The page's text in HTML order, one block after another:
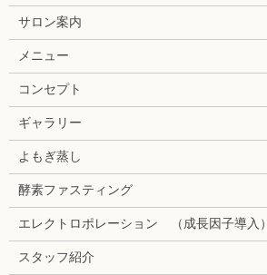
サロン案内
メニュー
コンセプト
ギャラリー
よもぎ蒸し
酵素ファスティング
エレクトロポレーション （成長因子導入）
スタッフ紹介